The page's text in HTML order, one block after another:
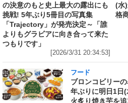
の決意のもと史上最大の露出にも
挑戦! 5年ぶり5冊目の写真集
「Trajectory」が発売決定～「誰
よりもグラビアに向き合って来た
つもりです」
[2026/3/31 20:34:53]
(水
格
フード
ブロンコビリー
年ぶりに明日1日
火炙り焼き芋を